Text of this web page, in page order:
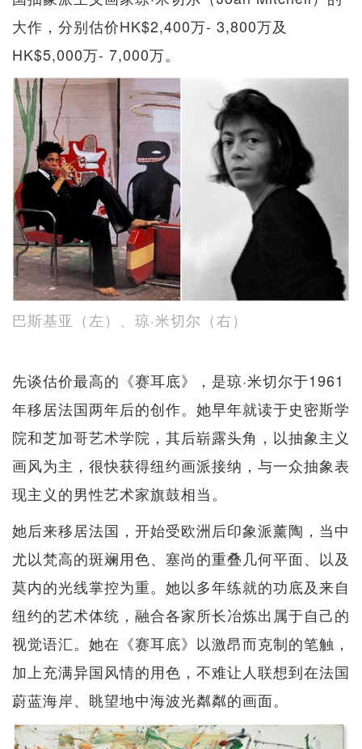
大作，分别估价HK$2,400万- 3,800万及
HK$5,000万- 7,000万。
巴斯基亚（左）、琼·米切尔（右）
先谈估价最高的《赛耳底》，是琼·米切尔于1961
年移居法国两年后的创作。她早年就读于史密斯学
院和芝加哥艺术学院，其后崭露头角，以抽象主义
画风为主，很快获得纽约画派接纳，与一众抽象表
现主义的男性艺术家旗鼓相当。
她后来移居法国，开始受欧洲后印象派薰陶，当中
尤以梵高的斑斓用色、塞尚的重叠几何平面、以及
莫内的光线掌控为重。她以多年练就的功底及来自
纽约的艺术体统，融合各家所长冶炼出属于自己的
视觉语汇。她在《赛耳底》以激昂而克制的笔触，
加上充满异国风情的用色，不难让人联想到在法国
蔚蓝海岸、眺望地中海波光粼粼的画面。